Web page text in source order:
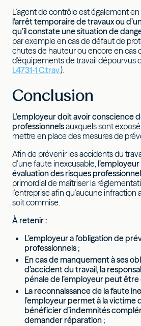
L’agent de contrôle est également
l'arrêt temporaire de travaux ou
qu’il constate une situation de
par exemple en cas de défaut de
chutes de hauteur ou encore en cas
d'équipements de travail dépourvus
L4731-1 C.trav.).
Conclusion
L’employeur doit avoir conscience
professionnelsauxquels sont
mettre en place des mesures de
Afin de prévenir les accidents du
d’une faute inexcusable,
évaluation des risques
primordial de maîtriser la
l’entreprise afin qu’aucune infraction
soit commise.
À retenir :
L’employeur a l’obligation de
professionnels ;
En cas de manquement à ses
d’accident du travail, la
pénale de l’employeur peut être
La reconnaissance de la faute
l’employeur permet à la victime
bénéficier d’indemnités
demander réparation ;